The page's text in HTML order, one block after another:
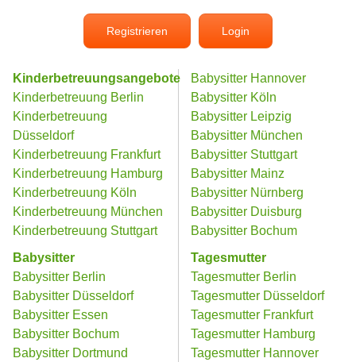
Registrieren Login
Kinderbetreuungsangebote
Kinderbetreuung Berlin
Kinderbetreuung
Düsseldorf
Kinderbetreuung Frankfurt
Kinderbetreuung Hamburg
Kinderbetreuung Köln
Kinderbetreuung München
Kinderbetreuung Stuttgart
Babysitter
Babysitter Berlin
Babysitter Düsseldorf
Babysitter Essen
Babysitter Bochum
Babysitter Dortmund
Babysitter Hannover
Babysitter Köln
Babysitter Leipzig
Babysitter München
Babysitter Stuttgart
Babysitter Mainz
Babysitter Nürnberg
Babysitter Duisburg
Babysitter Bochum
Tagesmutter
Tagesmutter Berlin
Tagesmutter Düsseldorf
Tagesmutter Frankfurt
Tagesmutter Hamburg
Tagesmutter Hannover